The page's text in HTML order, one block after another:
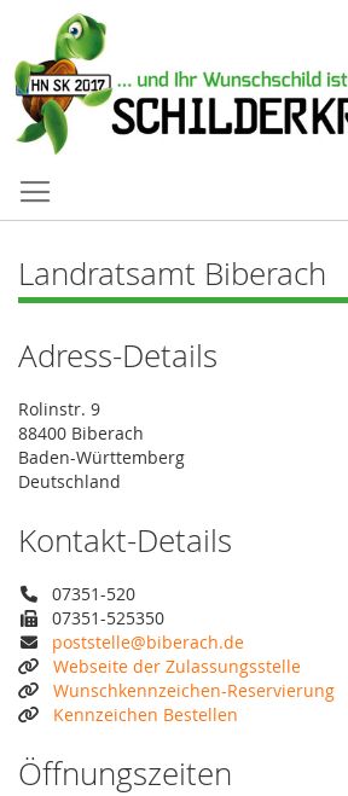
Landratsamt Biberach
Adress-Details
Rolinstr. 9
88400 Biberach
Baden-Württemberg
Deutschland
Kontakt-Details
07351-520
07351-525350
poststelle@biberach.de
Webseite der Zulassungsstelle
Wunschkennzeichen-Reservierung
Kennzeichen Bestellen
Öffnungszeiten